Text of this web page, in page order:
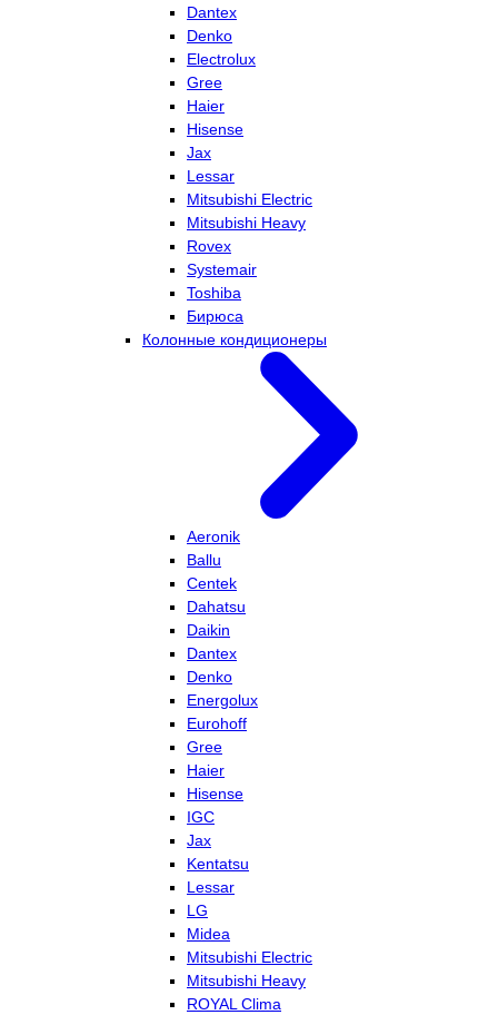
Dantex
Denko
Electrolux
Gree
Haier
Hisense
Jax
Lessar
Mitsubishi Electric
Mitsubishi Heavy
Rovex
Systemair
Toshiba
Бирюса
Колонные кондиционеры
Aeronik
Ballu
Centek
Dahatsu
Daikin
Dantex
Denko
Energolux
Eurohoff
Gree
Haier
Hisense
IGC
Jax
Kentatsu
Lessar
LG
Midea
Mitsubishi Electric
Mitsubishi Heavy
ROYAL Clima